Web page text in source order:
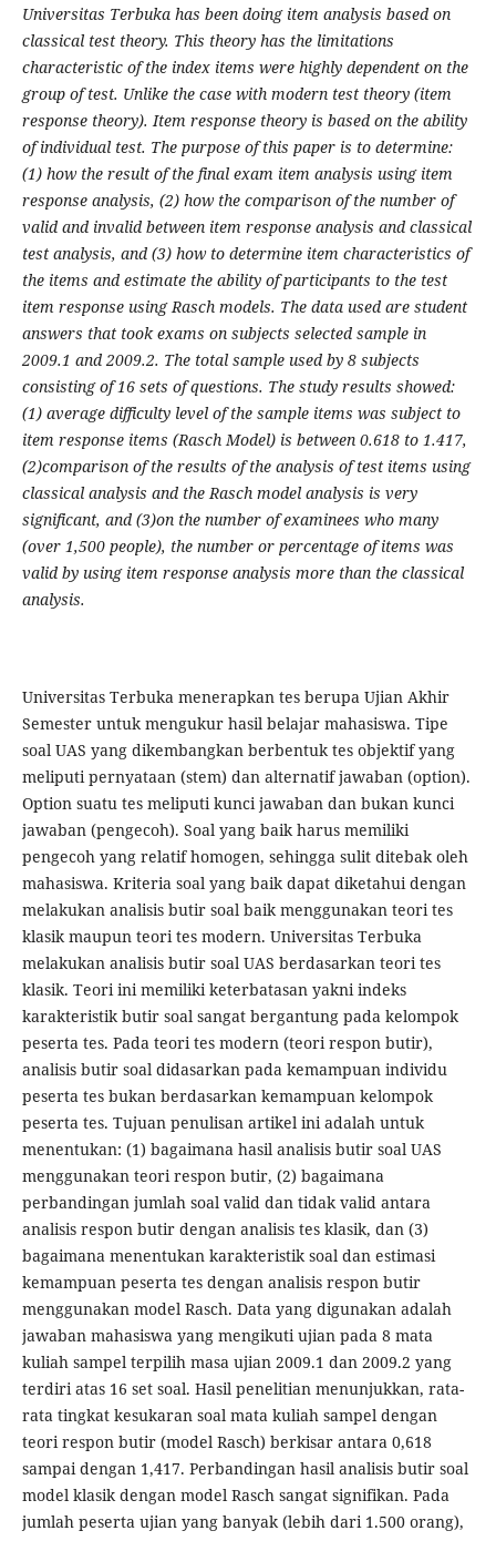
Universitas Terbuka has been doing item analysis based on
classical test theory. This theory has the limitations
characteristic of the index items were highly dependent on the
group of test. Unlike the case with modern test theory (item
response theory). Item response theory is based on the ability
of individual test. The purpose of this paper is to determine:
(1) how the result of the final exam item analysis using item
response analysis, (2) how the comparison of the number of
valid and invalid between item response analysis and classical
test analysis, and (3) how to determine item characteristics of
the items and estimate the ability of participants to the test
item response using Rasch models. The data used are student
answers that took exams on subjects selected sample in
2009.1 and 2009.2. The total sample used by 8 subjects
consisting of 16 sets of questions. The study results showed:
(1) average difficulty level of the sample items was subject to
item response items (Rasch Model) is between 0.618 to 1.417,
(2)comparison of the results of the analysis of test items using
classical analysis and the Rasch model analysis is very
significant, and (3)on the number of examinees who many
(over 1,500 people), the number or percentage of items was
valid by using item response analysis more than the classical
analysis.
Universitas Terbuka menerapkan tes berupa Ujian Akhir
Semester untuk mengukur hasil belajar mahasiswa. Tipe
soal UAS yang dikembangkan berbentuk tes objektif yang
meliputi pernyataan (stem) dan alternatif jawaban (option).
Option suatu tes meliputi kunci jawaban dan bukan kunci
jawaban (pengecoh). Soal yang baik harus memiliki
pengecoh yang relatif homogen, sehingga sulit ditebak oleh
mahasiswa. Kriteria soal yang baik dapat diketahui dengan
melakukan analisis butir soal baik menggunakan teori tes
klasik maupun teori tes modern. Universitas Terbuka
melakukan analisis butir soal UAS berdasarkan teori tes
klasik. Teori ini memiliki keterbatasan yakni indeks
karakteristik butir soal sangat bergantung pada kelompok
peserta tes. Pada teori tes modern (teori respon butir),
analisis butir soal didasarkan pada kemampuan individu
peserta tes bukan berdasarkan kemampuan kelompok
peserta tes. Tujuan penulisan artikel ini adalah untuk
menentukan: (1) bagaimana hasil analisis butir soal UAS
menggunakan teori respon butir, (2) bagaimana
perbandingan jumlah soal valid dan tidak valid antara
analisis respon butir dengan analisis tes klasik, dan (3)
bagaimana menentukan karakteristik soal dan estimasi
kemampuan peserta tes dengan analisis respon butir
menggunakan model Rasch. Data yang digunakan adalah
jawaban mahasiswa yang mengikuti ujian pada 8 mata
kuliah sampel terpilih masa ujian 2009.1 dan 2009.2 yang
terdiri atas 16 set soal. Hasil penelitian menunjukkan, rata-
rata tingkat kesukaran soal mata kuliah sampel dengan
teori respon butir (model Rasch) berkisar antara 0,618
sampai dengan 1,417. Perbandingan hasil analisis butir soal
model klasik dengan model Rasch sangat signifikan. Pada
jumlah peserta ujian yang banyak (lebih dari 1.500 orang),